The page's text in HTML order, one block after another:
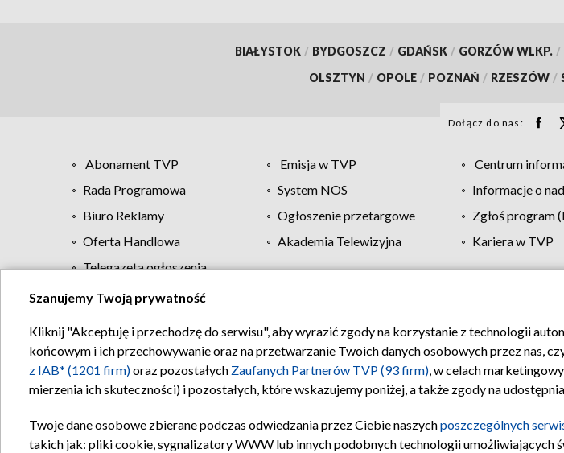
BIAŁYSTOK / BYDGOSZCZ / GDAŃSK / GORZÓW WLKP. /
OLSZTYN / OPOLE / POZNAŃ / RZESZÓW /
Dołącz do nas:
Abonament TVP Emisja w TVP Centrum
Rada Programowa
System NOS Informacje o
Biuro Reklamy
Ogłoszenie przetargowe Zgłoś program
Oferta Handlowa
Akademia Telewizyjna Kariera w TVP
Telegazeta ogłoszenia
Regulamin TVP Polityka prywatności Moje
Szanujemy Twoją prywatność
Kliknij "Akceptuję i przechodzę do serwisu", aby wyrazić zgody na korzystanie z technologii
końcowym i ich przechowywanie oraz na przetwarzanie Twoich danych osobowych przez nas,
z IAB* (1201 firm)oraz pozostałych Zaufanych Partnerów TVP (93 firm), w celach
mierzenia ich skuteczności) i pozostałych, które wskazujemy poniżej, a także zgody na
Twoje dane osobowe zbierane podczas odwiedzania przez Ciebie naszychposzczególnych
takich jak: pliki cookie, sygnalizatory WWW lub innych podobnych technologii umożliwiających